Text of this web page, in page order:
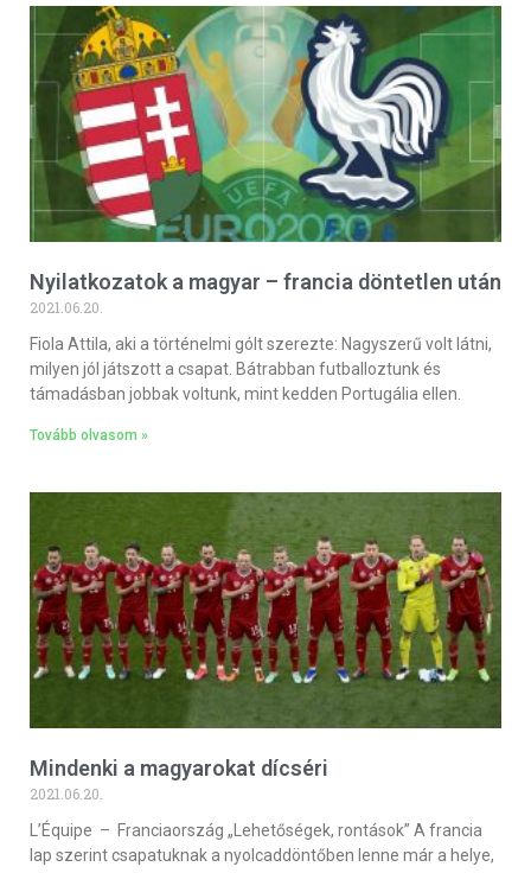
Nyilatkozatok a magyar – francia döntetlen után
2021.06.20.
Fiola Attila, aki a történelmi gólt szerezte: Nagyszerű volt látni,
milyen jól játszott a csapat. Bátrabban futballoztunk és
támadásban jobbak voltunk, mint kedden Portugália ellen.
Tovább olvasom »
Mindenki a magyarokat dícséri
2021.06.20.
L’Équipe – Franciaország „Lehetőségek, rontások” A francia
lap szerint csapatuknak a nyolcaddöntőben lenne már a helye,